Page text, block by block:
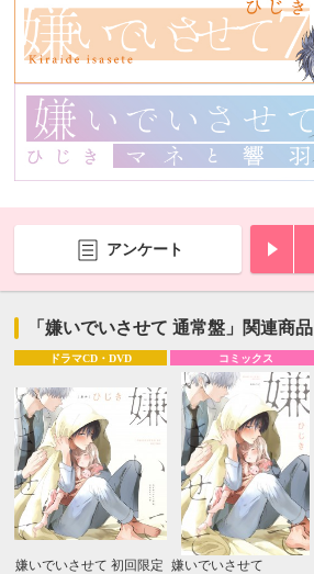
アンケート
「嫌いでいさせて 通常盤」関連商品
ドラマCD・DVD
嫌いでいさせて 初回限定
コミックス
嫌いでいさせて